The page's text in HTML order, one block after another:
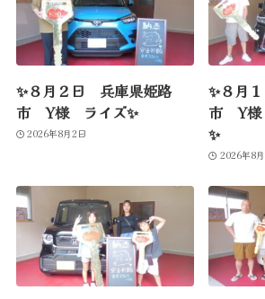
✨８月２日 兵庫県姫路
市 Y様 ライズ✨
2026年8月2日
✨８月
市 Y様
✨
2026年8